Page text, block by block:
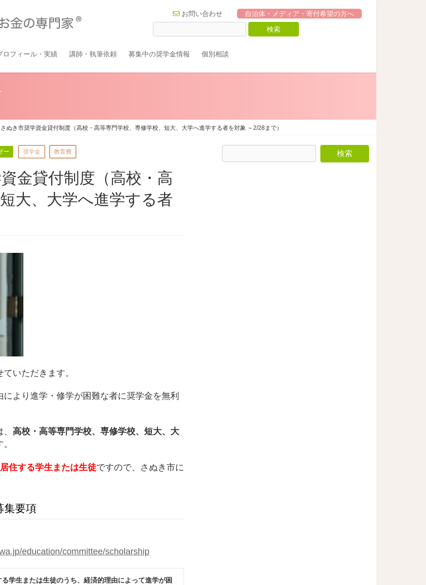
お問い合わせ 自治体・メディア・寄付希望の方へ
ロフィール・実績 講師・執筆依頼 募集中の奨学金情報 個別相談
さぬき市奨学資金貸付制度（高校・高等専門学校、専修学校、短大、大学へ進学する者を対象 ～2/28まで）
ー 奨学金 教育費
金貸付制度（高校・高
大、大学へ進学する者
いただきます。
より進学・修学が困難な者に奨学金を無利
高校・高等専門学校、専修学校、短大、大
住する学生または生徒ですので、さぬき市に
要項
education/committee/scholarship
学生または生徒のうち、経済的理由によって進学が困